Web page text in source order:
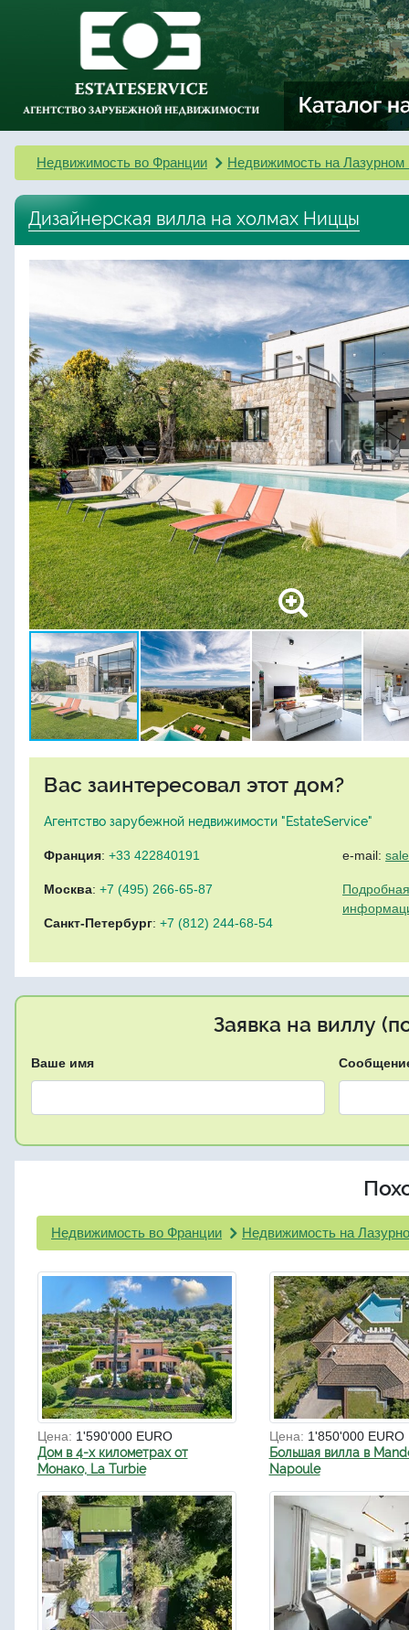
Недвижимость во Франции Недвижимость на Лазурном
Дизайнерская вилла на холмах Ниццы
Вас заинтересовал этот дом?
Агентство зарубежной недвижимости "EstateService"
Франция: +33 422840191
Москва: +7 (495) 266-65-87
Санкт-Петербург: +7 (812) 244-68-54
e-mail:
Заявка на виллу
Ваше имя
Недвижимость во Франции Недвижимость на
Цена: 1'590'000 EURO
Дом в 4-х километрах от
Монако, La Turbie
Цена: 1'850'000 EURO
Большая вилла в
Napoule